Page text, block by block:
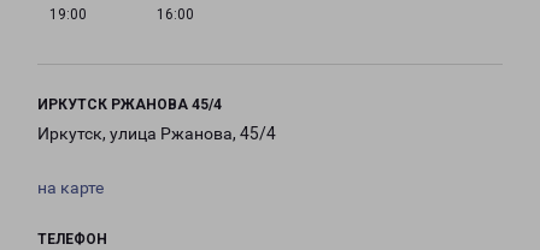
19:00
16:00
ИРКУТСК РЖАНОВА 45/4
Иркутск, улица Ржанова, 45/4
на карте
ТЕЛЕФОН